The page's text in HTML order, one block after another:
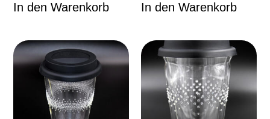
In den Warenkorb In den Warenkorb